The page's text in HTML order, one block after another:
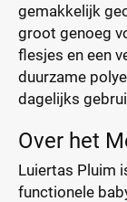
gemakkelijk
groot genoeg
flesjes en een
duurzame
dagelijks
Over het
Luiertas Pluim
functionele